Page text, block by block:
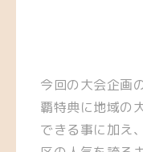
今回の大会企画
覇特典に地域の
できる事に加え